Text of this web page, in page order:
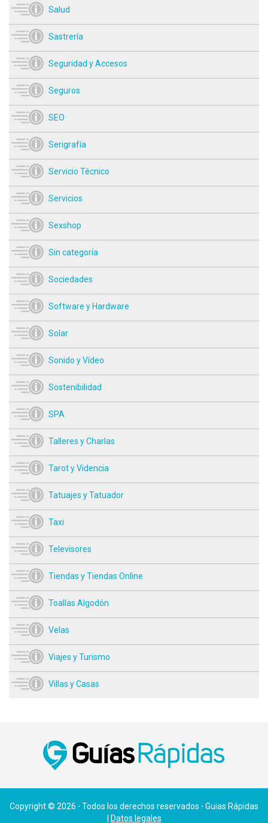
Salud
Sastrería
Seguridad y Accesos
Seguros
SEO
Serigrafía
Servicio Técnico
Servicios
Sexshop
Sin categoría
Sociedades
Software y Hardware
Solar
Sonido y Vídeo
Sostenibilidad
SPA
Talleres y Charlas
Tarot y Videncia
Tatuajes y Tatuador
Taxi
Televisores
Tiendas y Tiendas Online
Toallas Algodón
Velas
Viajes y Turismo
Villas y Casas
Copyright © 2026 ⋅ Todos los derechos reservados ⋅ Guias Rápidas
Datos legales